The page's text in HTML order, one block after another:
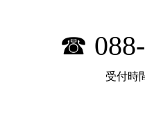
☎ 088-
受付時